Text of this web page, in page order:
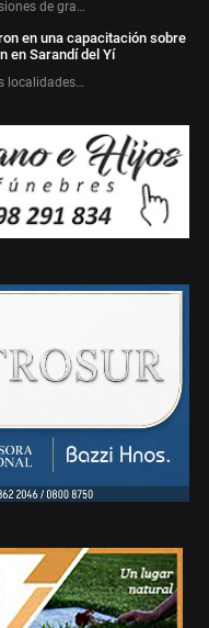
de gra…
en una capacitación sobre
en Sarandí del Yí
localidades…